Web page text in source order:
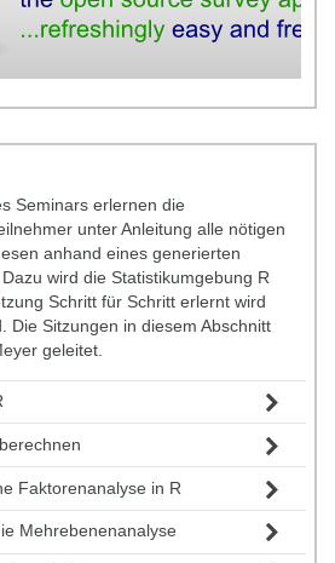
Seminars erlernen die
unter Anleitung alle nötigen
anhand eines generierten
wird die Statistikumgebung R
Schritt für Schritt erlernt wird
Die Sitzungen in diesem Abschnitt
geleitet.
Faktorenanalyse in R
Mehrebenenanalyse